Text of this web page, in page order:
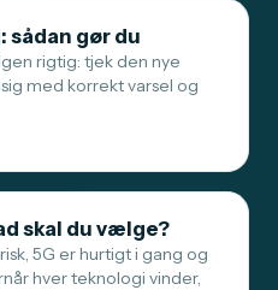
sådan gør du
rigtig: tjek den nye
med korrekt varsel og
skal du vælge?
5G er hurtigt i gang og
hver teknologi vinder,